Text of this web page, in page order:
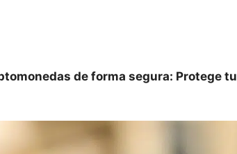
de forma segura: Protege tu